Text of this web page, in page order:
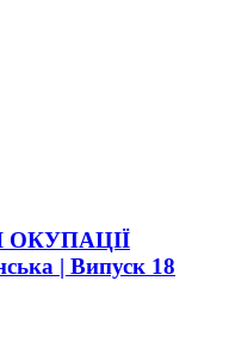
ОКУПАЦІЇ
| Випуск 18